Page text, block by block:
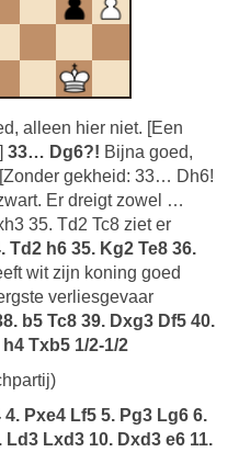
alleen hier niet. [Een
33… Dg6?! Bijna goed,
gekheid: 33… Dh6!
Er dreigt zowel …
35. Td2 Tc8 ziet er
Td2 h6 35. Kg2 Te8 36.
wit zijn koning goed
verliesgevaar
b5 Tc8 39. Dxg3 Df5 40.
Txb5 1/2-1/2
Pxe4 Lf5 5. Pg3 Lg6 6.
Ld3 Lxd3 10. Dxd3 e6 11.